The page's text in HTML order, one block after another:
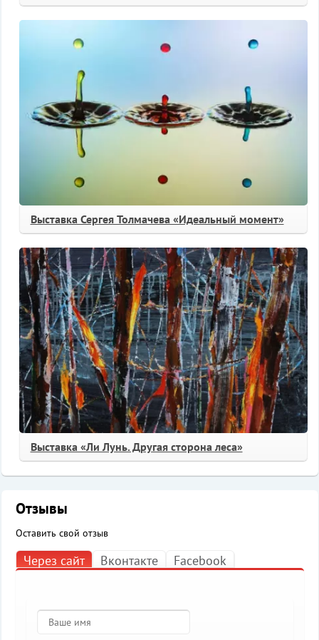
Выставка Сергея Толмачева «Идеальный момент»
Выставка «Ли Лунь. Другая сторона леса»
Отзывы
Оставить свой отзыв
Через сайт Вконтакте Facebook